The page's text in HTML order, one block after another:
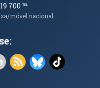
700℡
móvel nacional
janela)
janela)em nova janela)
(abre em nova janela)
LinkedIn (abre em nova
RSS (abre em nova
Bluesky (abre
TikTok